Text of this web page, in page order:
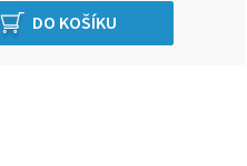
DO KOŠÍKU